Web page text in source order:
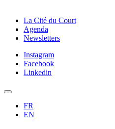
La Cité du Court
Agenda
Newsletters
Instagram
Facebook
Linkedin
FR
EN